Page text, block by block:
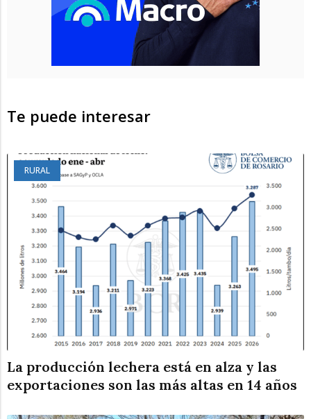
Te puede interesar
RURAL
La producción lechera está en alza y las
exportaciones son las más altas en 14 años